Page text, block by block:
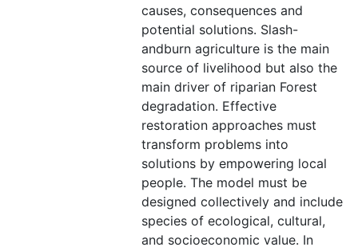
causes, consequences and
potential solutions. Slash-
andburn agriculture is the main
source of livelihood but also the
main driver of riparian Forest
degradation. Effective
restoration approaches must
transform problems into
solutions by empowering local
people. The model must be
designed collectively and include
species of ecological, cultural,
and socioeconomic value. In